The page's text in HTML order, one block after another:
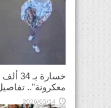
خسارة
معكرونة”..
2026/05/14